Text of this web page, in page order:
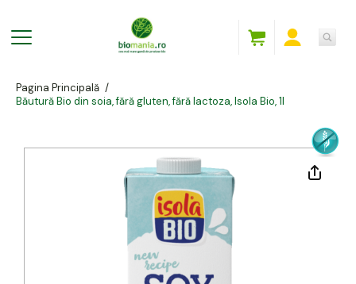
Pagina Principală /
Băutură Bio din soia, fără gluten, fără lactoza, Isola Bio, 1l